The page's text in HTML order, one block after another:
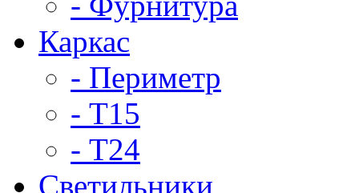
Каркас
- Периметр
- Т15
- Т24
Светильники